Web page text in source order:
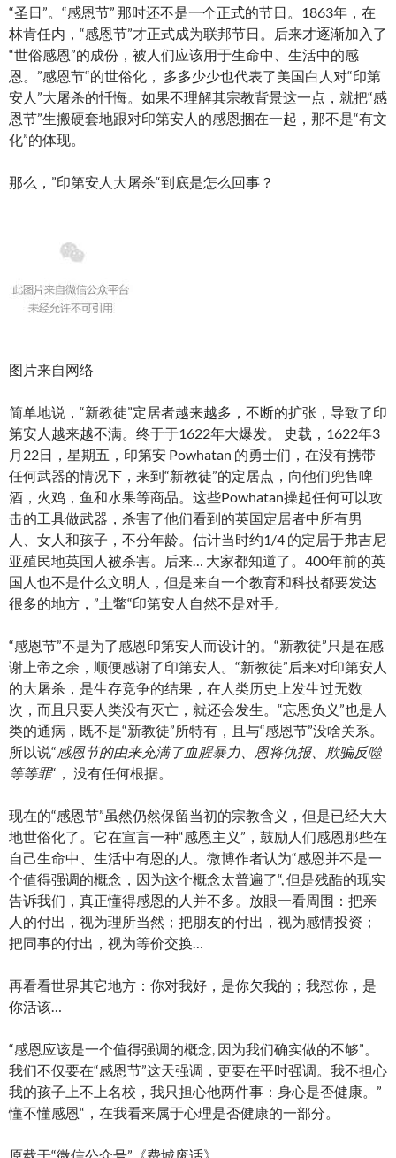
“圣日”。“感恩节” 那时还不是一个正式的节日。1863年，在
林肯任内，“感恩节”才正式成为联邦节日。后来才逐渐加入了
“世俗感恩”的成份，被人们应该用于生命中、生活中的感
恩。”感恩节“的世俗化， 多多少少也代表了美国白人对“印第
安人”大屠杀的忏悔。如果不理解其宗教背景这一点，就把“感
恩节”生搬硬套地跟对印第安人的感恩捆在一起，那不是“有文
化”的体现。
那么，”印第安人大屠杀“到底是怎么回事？
图片来自网络
简单地说，“新教徒”定居者越来越多，不断的扩张，导致了印
第安人越来越不满。终于于1622年大爆发。 史载，1622年3
月22日，星期五，印第安 Powhatan 的勇士们，在没有携带
任何武器的情况下，来到“新教徒”的定居点，向他们兜售啤
酒，火鸡，鱼和水果等商品。这些Powhatan操起任何可以攻
击的工具做武器，杀害了他们看到的英国定居者中所有男
人、女人和孩子，不分年龄。估计当时约1/4 的定居于弗吉尼
亚殖民地英国人被杀害。后来… 大家都知道了。400年前的英
国人也不是什么文明人，但是来自一个教育和科技都要发达
很多的地方，”土鳖“印第安人自然不是对手。
“感恩节”不是为了感恩印第安人而设计的。“新教徒”只是在感
谢上帝之余，顺便感谢了印第安人。“新教徒”后来对印第安人
的大屠杀，是生存竞争的结果，在人类历史上发生过无数
次，而且只要人类没有灭亡，就还会发生。“忘恩负义”也是人
类的通病，既不是“新教徒”所特有，且与“感恩节”没啥关系。
所以说“感恩节的由来充满了血腥暴力、恩将仇报、欺骗反噬
等等罪“， 没有任何根据。
现在的“感恩节”虽然仍然保留当初的宗教含义，但是已经大大
地世俗化了。它在宣言一种“感恩主义”，鼓励人们感恩那些在
自己生命中、生活中有恩的人。微博作者认为“感恩并不是一
个值得强调的概念，因为这个概念太普遍了“, 但是残酷的现实
告诉我们，真正懂得感恩的人并不多。放眼一看周围：把亲
人的付出，视为理所当然；把朋友的付出，视为感情投资；
把同事的付出，视为等价交换…
再看看世界其它地方：你对我好，是你欠我的；我怼你，是
你活该…
“感恩应该是一个值得强调的概念, 因为我们确实做的不够”。
我们不仅要在“感恩节”这天强调，更要在平时强调。我不担心
我的孩子上不上名校，我只担心他两件事：身心是否健康。”
懂不懂感恩“，在我看来属于心理是否健康的一部分。